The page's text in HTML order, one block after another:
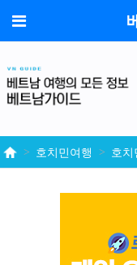
메뉴
호치민여행 호치